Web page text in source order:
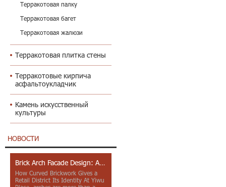
Терракотовая палку
Терракотовая багет
Терракотовая жалюзи
Терракотовая плитка стены
Терракотовые кирпича
асфальтоукладчик
Камень искусственный
культуры
НОВОСТИ
Brick Arch Facade Design: A Closer Look at Yiwu Place
How Curved Brickwork Gives a
Retail District Its Identity At Yiwu